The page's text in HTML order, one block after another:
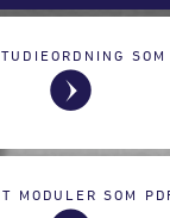
SOM
MODULER SOM